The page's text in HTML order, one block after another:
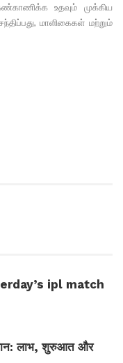
உதவும் முக்கிய
மாளிகைகள் மற்றும்
ipl match
लाभ, शुरुआत और